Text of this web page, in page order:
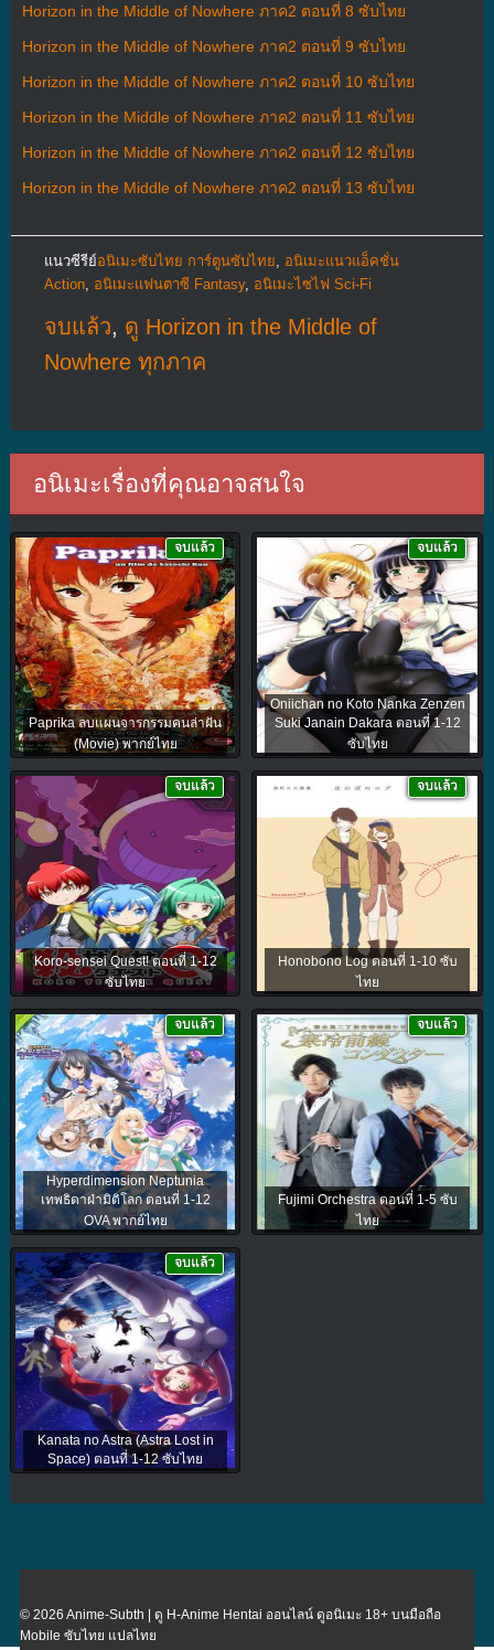
Horizon in the Middle of Nowhere ภาค2 ตอนที่ 8 ซับไทย
Horizon in the Middle of Nowhere ภาค2 ตอนที่ 9 ซับไทย
Horizon in the Middle of Nowhere ภาค2 ตอนที่ 10 ซับไทย
Horizon in the Middle of Nowhere ภาค2 ตอนที่ 11 ซับไทย
Horizon in the Middle of Nowhere ภาค2 ตอนที่ 12 ซับไทย
Horizon in the Middle of Nowhere ภาค2 ตอนที่ 13 ซับไทย
แนวซีรีย์อนิเมะซับไทย การ์ตูนซับไทย
อนิเมะแนวแอ็คชั่น
Action, อนิเมะแฟนตาซี Fantasy, อนิเมะไซไฟ Sci-Fi
จบแล้ว, ดู Horizon in the Middle of
Nowhere ทุกภาค
อนิเมะเรื่องที่คุณอาจสนใจ
Paprika ลบแผนจารกรรมคนล่าฝัน
(Movie) พากย์ไทย
จบแล้ว
Oniichan no Koto Nanka Zenzen
Suki Janain Dakara ตอนที่ 1-12
ซับไทย
จบแล้ว
Koro-sensei Quest! ตอนที่ 1-12
ซับไทย
จบแล้ว
Honobono Log ตอนที่ 1-10 ซับ
ไทย
จบแล้ว
Hyperdimension Neptunia
เทพธิดาฝ่ามิติโลก ตอนที่ 1-12
OVA พากย์ไทย
จบแล้ว
Fujimi Orchestra ตอนที่ 1-5 ซับ
ไทย
จบแล้ว
Kanata no Astra (Astra Lost in
Space) ตอนที่ 1-12 ซับไทย
จบแล้ว
© 2026 Anime-Subth | ดู H-Anime Hentai ออนไลน์ ดูอนิเมะ 18+ บนมือถือ
Mobile ซับไทย แปลไทย